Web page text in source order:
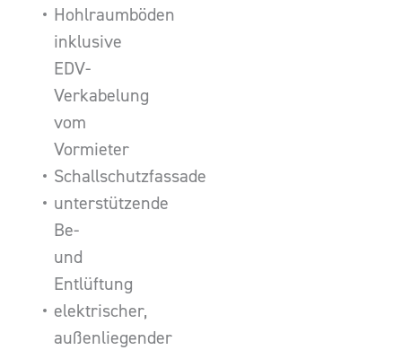
Hohlraumböden
inklusive
EDV-
Verkabelung
vom
Vormieter
Schallschutzfassade
unterstützende
Be-
und
Entlüftung
elektrischer,
außenliegender